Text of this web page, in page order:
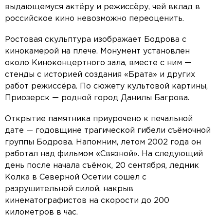
выдающемуся актёру и режиссёру, чей вклад в
российское кино невозможно переоценить.
Ростовая скульптура изображает Бодрова с
кинокамерой на плече. Монумент установлен
около Киноконцертного зала, вместе с ним —
стенды с историей создания «Брата» и других
работ режиссёра. По сюжету культовой картины,
Приозерск — родной город Данилы Багрова.
Открытие памятника приурочено к печальной
дате — годовщине трагической гибели съёмочной
группы Бодрова. Напомним, летом 2002 года он
работал над фильмом «Связной». На следующий
день после начала съёмок, 20 сентября, ледник
Колка в Северной Осетии сошел с
разрушительной силой, накрыв
кинематографистов на скорости до 200
километров в час.